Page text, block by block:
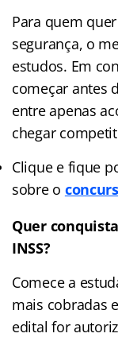
Para quem
segurança, o
estudos. Em
começar antes
entre apenas
chegar
Clique e fique
sobre o
Quer
INSS?
Comece a
mais cobradas
edital for